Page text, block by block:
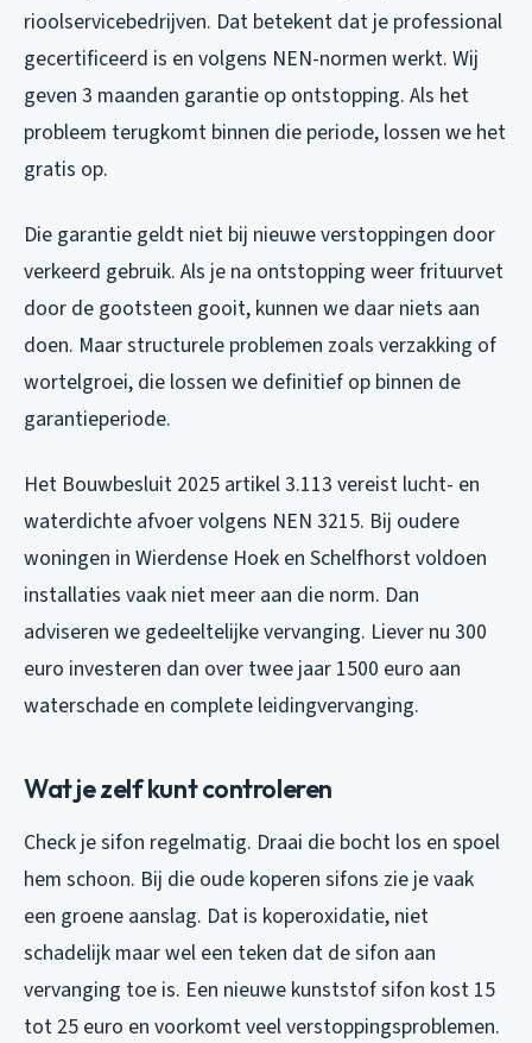
rioolservicebedrijven. Dat betekent dat je professional
gecertificeerd is en volgens NEN-normen werkt. Wij
geven 3 maanden garantie op ontstopping. Als het
probleem terugkomt binnen die periode, lossen we het
gratis op.
Die garantie geldt niet bij nieuwe verstoppingen door
verkeerd gebruik. Als je na ontstopping weer frituurvet
door de gootsteen gooit, kunnen we daar niets aan
doen. Maar structurele problemen zoals verzakking of
wortelgroei, die lossen we definitief op binnen de
garantieperiode.
Het Bouwbesluit 2025 artikel 3.113 vereist lucht- en
waterdichte afvoer volgens NEN 3215. Bij oudere
woningen in Wierdense Hoek en Schelfhorst voldoen
installaties vaak niet meer aan die norm. Dan
adviseren we gedeeltelijke vervanging. Liever nu 300
euro investeren dan over twee jaar 1500 euro aan
waterschade en complete leidingvervanging.
Wat je zelf kunt controleren
Check je sifon regelmatig. Draai die bocht los en spoel
hem schoon. Bij die oude koperen sifons zie je vaak
een groene aanslag. Dat is koperoxidatie, niet
schadelijk maar wel een teken dat de sifon aan
vervanging toe is. Een nieuwe kunststof sifon kost 15
tot 25 euro en voorkomt veel verstoppingsproblemen.